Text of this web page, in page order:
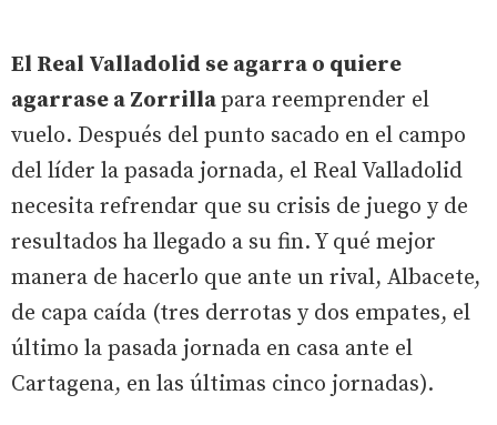
El Real Valladolid se agarra o quiere
agarrase a Zorrillapara reemprender el
vuelo. Después del punto sacado en el campo
del líder la pasada jornada, el Real Valladolid
necesita refrendar que su crisis de juego y de
resultados ha llegado a su fin. Y qué mejor
manera de hacerlo que ante un rival, Albacete,
de capa caída (tres derrotas y dos empates, el
último la pasada jornada en casa ante el
Cartagena, en las últimas cinco jornadas).